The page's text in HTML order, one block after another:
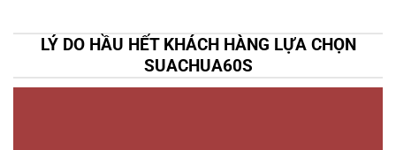
LÝ DO HẦU HẾT KHÁCH HÀNG LỰA CHỌN
SUACHUA60S